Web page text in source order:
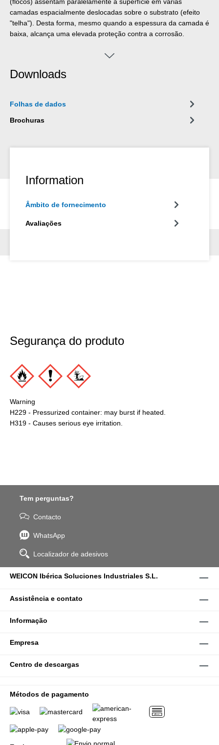
(flocos) assentam paralelamente à superfície em várias
camadas espacialmente deslocadas sobre o substrato (efeito
"telha"). Desta forma, mesmo quando a espessura da camada é
baixa, alcança uma elevada proteção contra a corrosão.
superfície durante mais tempo da humidade penetrante. A
eletroquímico simultâneo.
Downloads
Folhas de dados
Brochuras
Information
Âmbito de fornecimento
Avaliações
Segurança do produto
Warning
H229 - Pressurized container: may burst if heated.
H319 - Causes serious eye irritation.
Tem perguntas?
Contacto
WhatsApp
Localizador de adesivos
WEICON Ibérica Soluciones Industriales S.L.
Assistência e contato
Informação
Empresa
Centro de descargas
Métodos de pagamento